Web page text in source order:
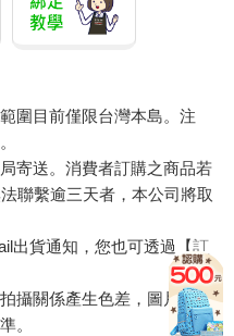
圍目前僅限台灣本島。注
寄送。消費者訂購之商品若
聯繫逾三天者，本公司將取
出貨通知，您也可透過【訂
攝關係產生色差，圖片僅供
。